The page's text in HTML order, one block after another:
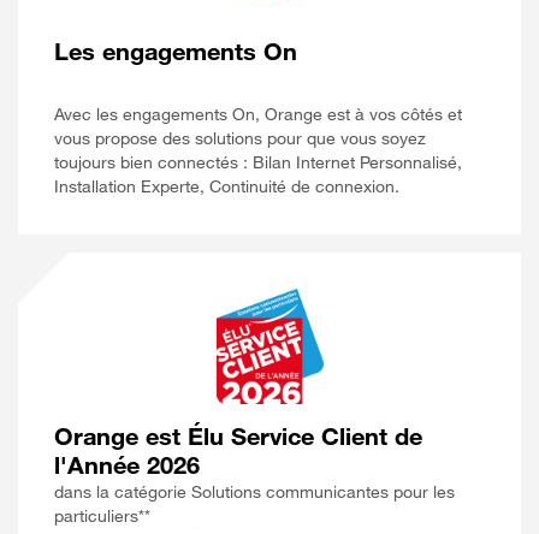
Les engagements On
Avec les engagements On, Orange est à vos côtés et
vous propose des solutions pour que vous soyez
toujours bien connectés : Bilan Internet Personnalisé,
Installation Experte, Continuité de connexion.
Orange est Élu Service Client de
l'Année 2026
dans la catégorie Solutions communicantes pour les
particuliers**